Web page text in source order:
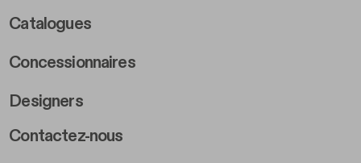
Catalogues
Concessionnaires
Designers
Footer Right 2
Contactez-nous